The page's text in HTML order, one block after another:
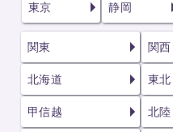
東京 静岡
関東 関西
北海道 東北
甲信越 北陸